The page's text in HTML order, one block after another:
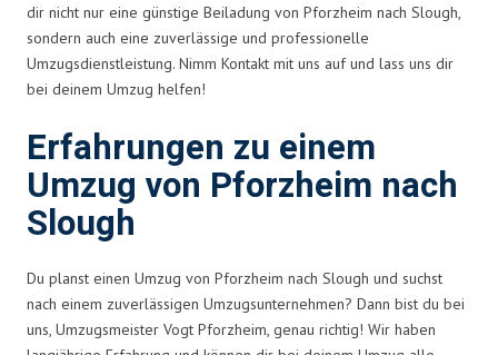
dir nicht nur eine günstige Beiladung von Pforzheim nach Slough,
sondern auch eine zuverlässige und professionelle
Umzugsdienstleistung. Nimm Kontakt mit uns auf und lass uns dir
bei deinem Umzug helfen!
Erfahrungen zu einem
Umzug von Pforzheim nach
Slough
Du planst einen Umzug von Pforzheim nach Slough und suchst
nach einem zuverlässigen Umzugsunternehmen? Dann bist du bei
uns, Umzugsmeister Vogt Pforzheim, genau richtig! Wir haben